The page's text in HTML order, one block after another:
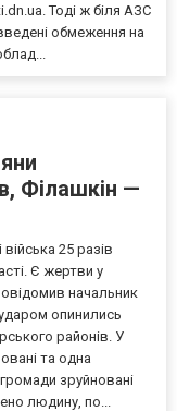
Тоді ж біля АЗС
обмеження на
Філашкін —
25 разів
Є жертви у
начальник
опинились
районів. У
та одна
зруйновані
людину, по...